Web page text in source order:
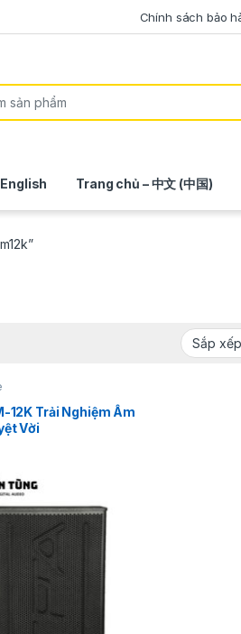
Chính sách bảo
Trang chủ – 中文 (中国)
12K Trải Nghiệm Âm
Vời